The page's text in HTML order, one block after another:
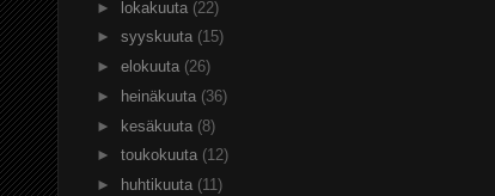
► lokakuuta (22)
► syyskuuta (15)
► elokuuta (26)
►
heinäkuuta (36)
► kesäkuuta (8)
► toukokuuta (12)
►
huhtikuuta (11)